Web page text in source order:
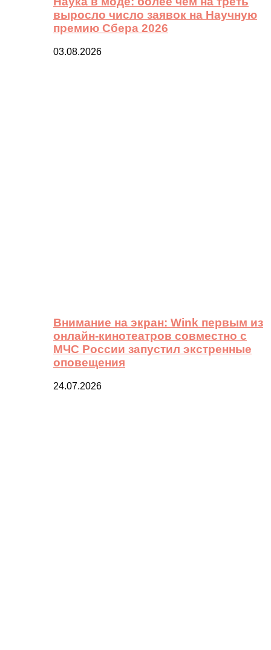
выросло число заявок на Научную
премию Сбера 2026
03.08.2026
Внимание на экран: Wink первым из
онлайн-кинотеатров совместно с
МЧС России запустил экстренные
оповещения
24.07.2026